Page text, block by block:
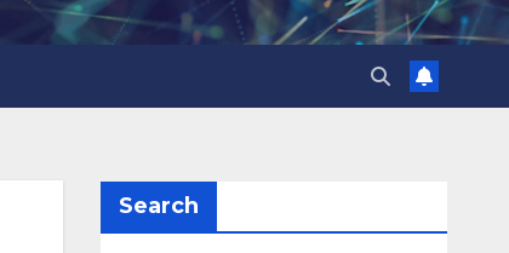
Search